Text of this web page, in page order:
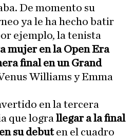
De momento su
ya le ha hecho batir
ejemplo, la tenista
mujer en la Open Era
final en un Grand
Williams y Emma
en la tercera
que logra llegar a la final
su debuten el cuadro